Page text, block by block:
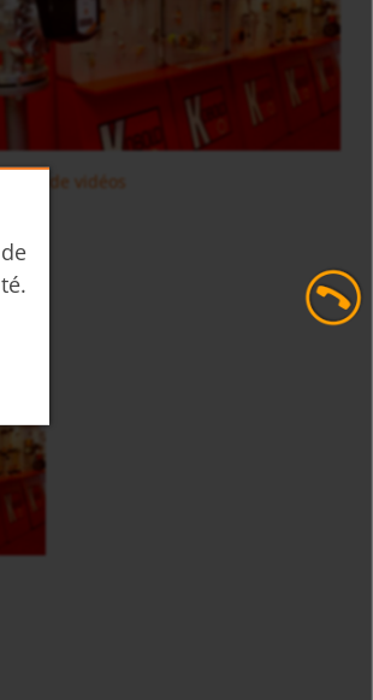
Débitmètre électromagnétique
en insertion PITe
plus de vidéos